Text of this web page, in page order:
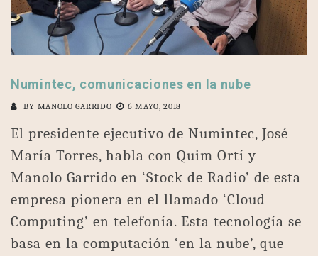
Numintec, comunicaciones en la nube
BY MANOLO GARRIDO 6 MAYO, 2018
El presidente ejecutivo de Numintec, José
María Torres, habla con Quim Ortí y
Manolo Garrido en ‘Stock de Radio’ de esta
empresa pionera en el llamado ‘Cloud
Computing’ en telefonía. Esta tecnología se
basa en la computación ‘en la nube’, que